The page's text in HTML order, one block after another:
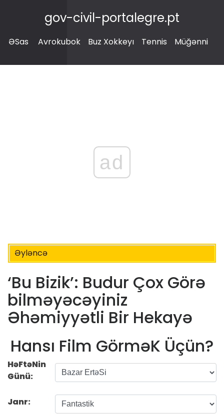
gov-civil-portalegre.pt
ƏSas Avrokubok Buz Xokkeyı Tennis Müğənni
ad
Əyləncə
‘Bu Bizik’: Budur Çox Görə
bilməyəcəyiniz
Əhəmiyyətli Bir Hekayə
Hansı Film GörməK Üçün?
HəFtəNin
Günü:
Janr: